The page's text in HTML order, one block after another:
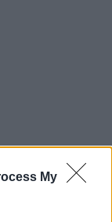
My